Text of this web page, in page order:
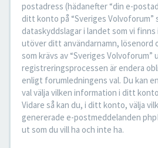
postadress (hädanefter “din e-
ditt konto på “Sveriges Volvoforum”
dataskyddslagar i landet som vi
utöver ditt användarnamn, lösenord
som krävs av “Sveriges Volvoforum”
registreringsprocessen är endera
enligt forumledningens val. Du kan
val välja vilken information i ditt
Vidare så kan du, i ditt konto, välja
genererade e-postmeddelanden
ut som du vill ha och inte ha.